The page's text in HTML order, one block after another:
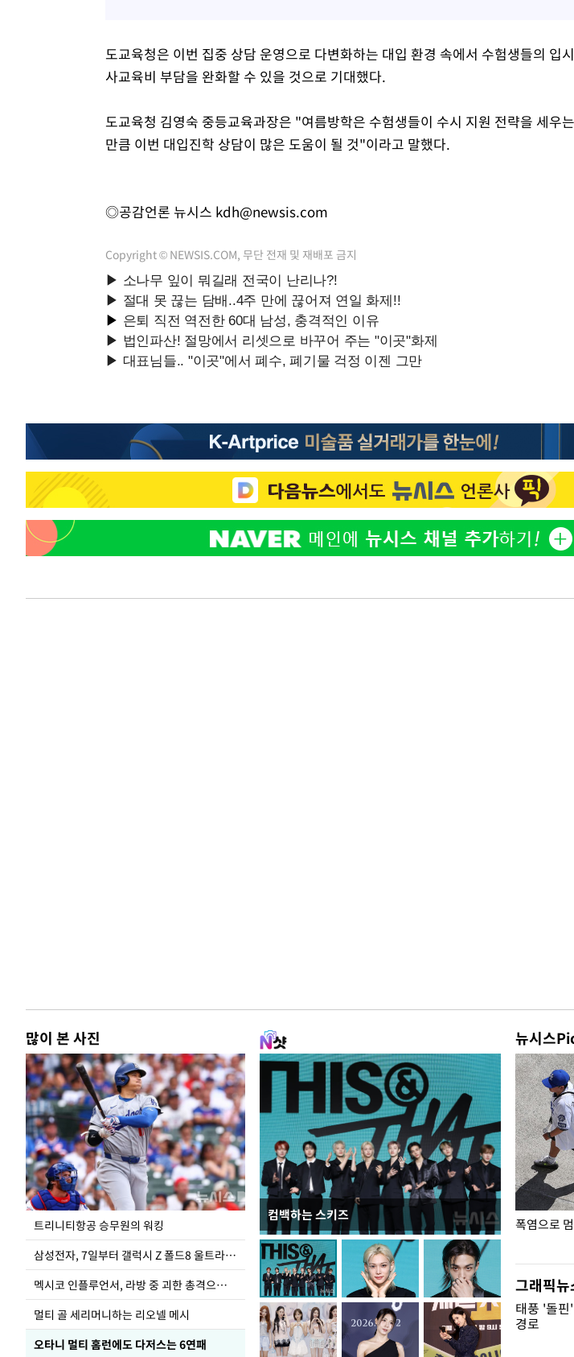
도교육청은 이번 집중 상담 운영으로 다변화하는 대입 환경 속에서 수험생들의 입
사교육비 부담을 완화할 수 있을 것으로 기대했다.
도교육청 김영숙 중등교육과장은 "여름방학은 수험생들이 수시 지원 전략을 세우
만큼 이번 대입진학 상담이 많은 도움이 될 것"이라고 말했다.
◎공감언론 뉴시스 kdh@newsis.com
Copyright © NEWSIS.COM, 무단 전재 및 재배포 금지
많이 본 사진
트리니티항공 승무원의 워킹
삼성전자, 7일부터 갤럭시 Z 폴드8 울트라·폴드8·플립8 출시
멕시코 인플루언서, 라방 중 괴한 총격으로 사망
멀티 골 세리머니하는 리오넬 메시
오타니 멀티 홈런에도 다저스는 6연패
컴백하는 스키즈
뉴시스
입추 하루 앞둔 전남광주… 열화상 카메라에 담긴
폭염
폭염으로
그래픽뉴
태풍 '돌
경로